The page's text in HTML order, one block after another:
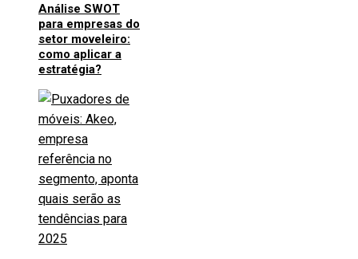
Análise SWOT
para empresas do
setor moveleiro:
como aplicar a
estratégia?